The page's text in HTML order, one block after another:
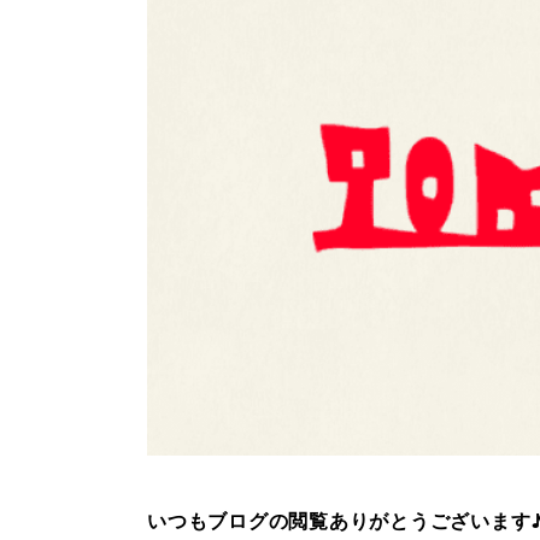
いつもブログの閲覧ありがとうございます